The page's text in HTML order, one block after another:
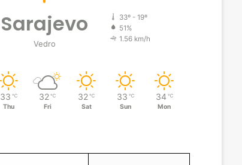
Sarajevo
Vedro
33º - 19º
51%
1.56 km/h
33 ℃
Thu
32 ℃
Fri
32 ℃
Sat
33 ℃
Sun
34 ℃
Mon